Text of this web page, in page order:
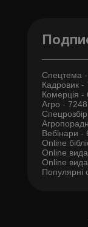
Спецтема -
Кадровик -
Комерція -
Агро - 7248
Вебінари -
Online
Online
Online
Популярні